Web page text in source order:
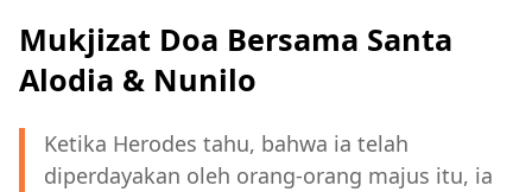
Mukjizat Doa Bersama Santa
Alodia & Nunilo
Ketika Herodes tahu, bahwa ia telah
diperdayakan oleh orang-orang majus itu, ia